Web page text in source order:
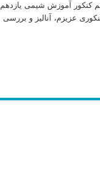
کنکور آموزش شیمی یازدهم
عزیزم، آنالیز و بررسی